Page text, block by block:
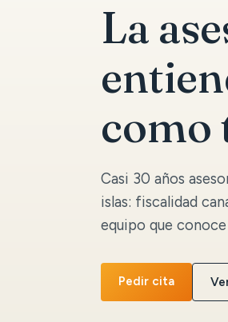
La
como
Casi 30 años
islas: fiscalidad
equipo que
Pedir cita